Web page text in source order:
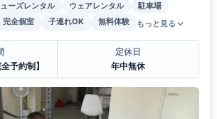
ーズレンタル ウェアレンタル
駐車場
完全個室 子連れOK 無料体験 もっと見る
予約制】
定休日
年中無休